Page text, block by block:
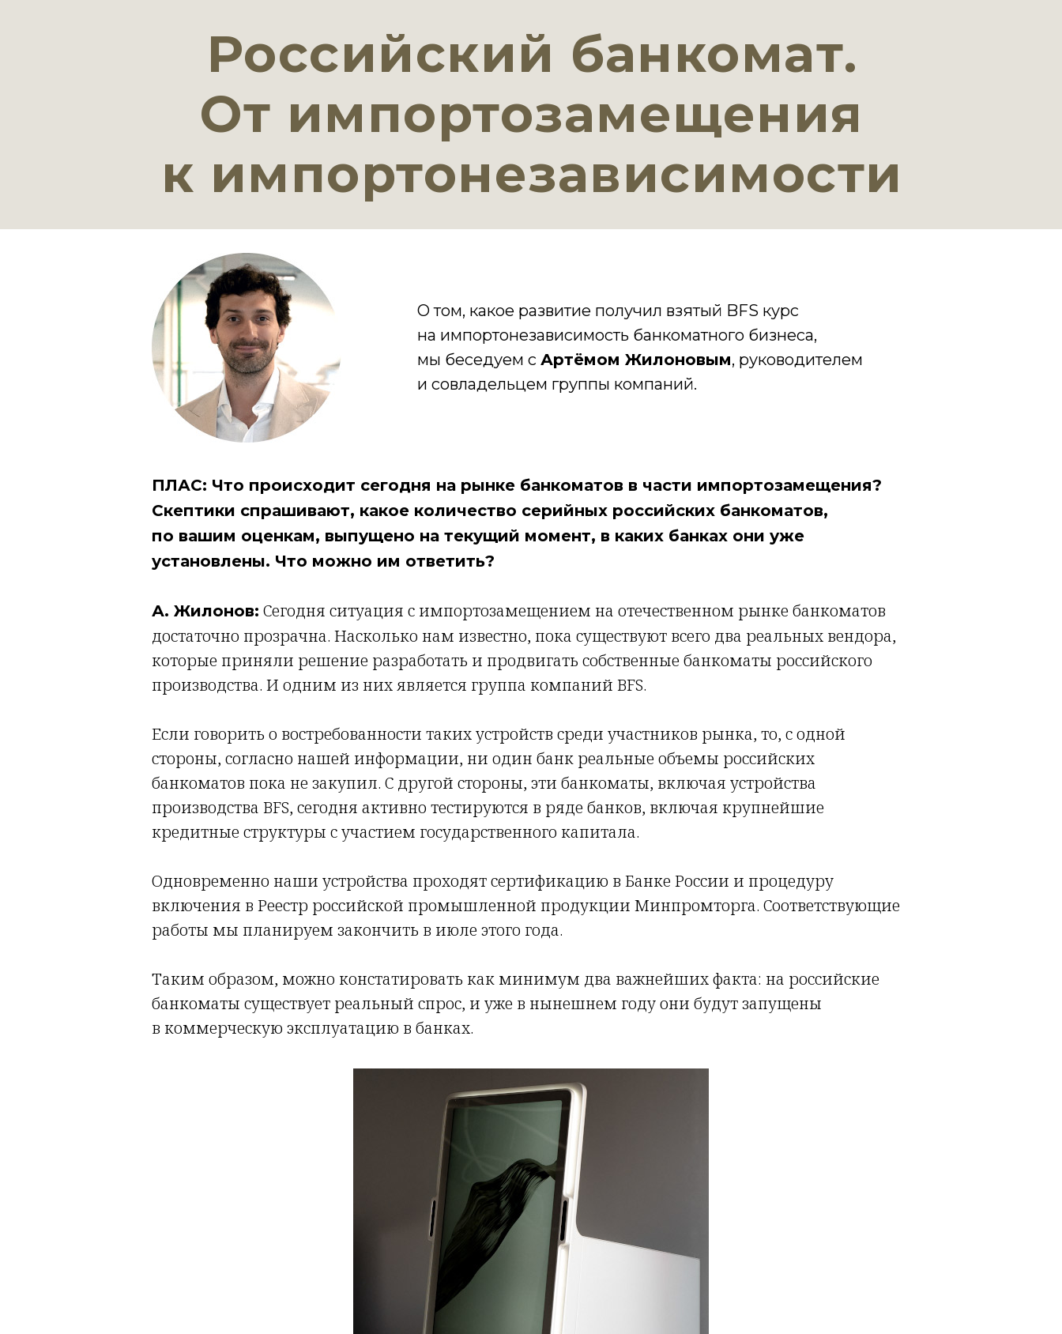
Российский банкомат.
От импортозамещения
к импортонезависимости
О том, какое развитие получил взятый BFS курс
на импортонезависимость банкоматного бизнеса,
мы беседуем с Артёмом Жилоновым, руководителем
и совладельцем группы компаний.
ПЛАС: Что происходит сегодня на рынке банкоматов в части импортозамещения?
Скептики спрашивают, какое количество серийных российских банкоматов,
по вашим оценкам, выпущено на текущий момент, в каких банках они уже
установлены. Что можно им ответить?
А. Жилонов: Сегодня ситуация с импортозамещением на отечественном рынке банкоматов
достаточно прозрачна. Насколько нам известно, пока существуют всего два реальных вендора,
которые приняли решение разработать и продвигать собственные банкоматы российского
производства. И одним из них является группа компаний BFS.
Если говорить о востребованности таких устройств среди участников рынка, то, с одной
стороны, согласно нашей информации, ни один банк реальные объемы российских
банкоматов пока не закупил. С другой стороны, эти банкоматы, включая устройства
производства BFS, сегодня активно тестируются в ряде банков, включая крупнейшие
кредитные структуры с участием государственного капитала.
Одновременно наши устройства проходят сертификацию в Банке России и процедуру
включения в Реестр российской промышленной продукции Минпромторга. Соответствующие
работы мы планируем закончить в июле этого года.
Таким образом, можно констатировать как минимум два важнейших факта: на российские
банкоматы существует реальный спрос, и уже в нынешнем году они будут запущены
в коммерческую эксплуатацию в банках.